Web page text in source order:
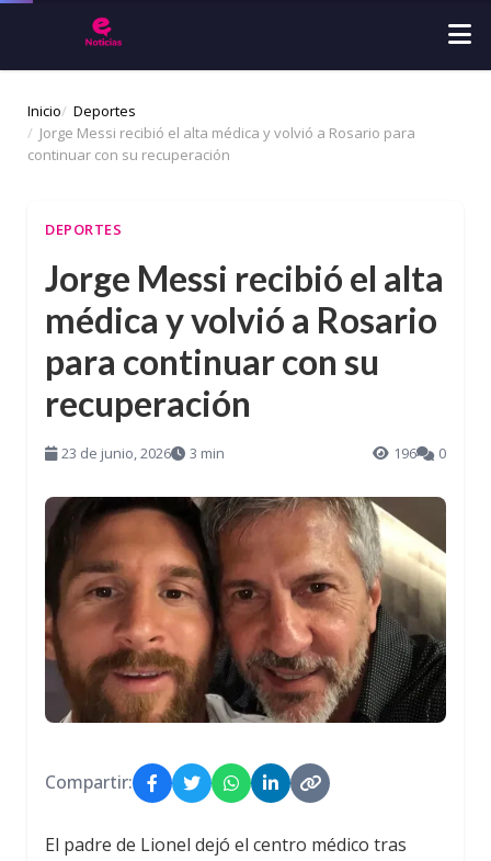
Inicio
Deportes
Jorge Messi recibió el alta médica y volvió a Rosario para
continuar con su recuperación
DEPORTES
Jorge Messi recibió el alta
médica y volvió a Rosario
para continuar con su
recuperación
23 de junio, 2026 3 min 196 0
Compartir:
El padre de Lionel dejó el centro médico tras